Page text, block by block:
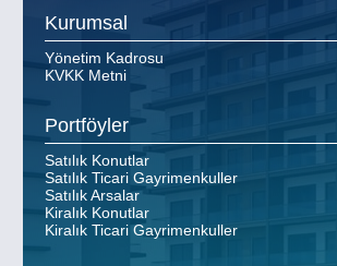
Kurumsal
Yönetim Kadrosu
KVKK Metni
Portföyler
Satılık Konutlar
Satılık Ticari Gayrimenkuller
Satılık Arsalar
Kiralık Konutlar
Kiralık Ticari Gayrimenkuller